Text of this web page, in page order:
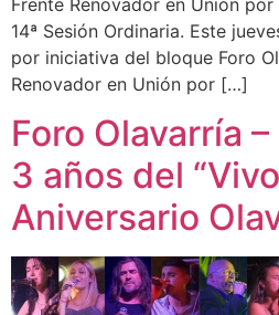
14ª Sesión Ordinaria. Este
por iniciativa del bloque Foro
Renovador en Unión por […]
Foro Olavarría
3 años del
Aniversario